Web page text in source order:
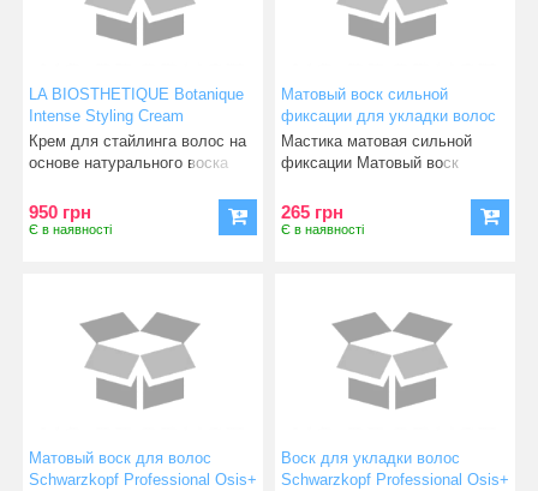
LA BIOSTHETIQUE Botanique
Intense Styling Cream
Крем для стайлинга волос на
основе натурального воска
950 грн
Є в наявності
Матовый воск сильной
фиксации для укладки волос
Tigi Manipulator Matte 57,5 г
Мастика матовая сильной
фиксации Матовый воск
265 грн
Є в наявності
Матовый воск для волос
Schwarzkopf Professional Osis+
Воск для укладки волос
Schwarzkopf Professional Osis+